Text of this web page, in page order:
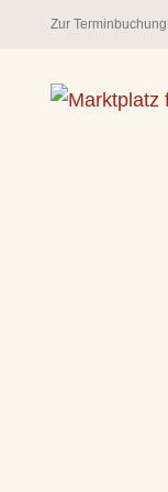
springen
Zur Terminbuchung